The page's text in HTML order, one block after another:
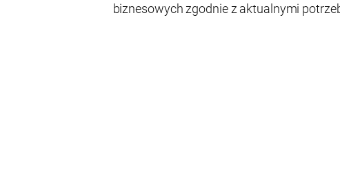
biznesowych zgodnie z aktualnymi